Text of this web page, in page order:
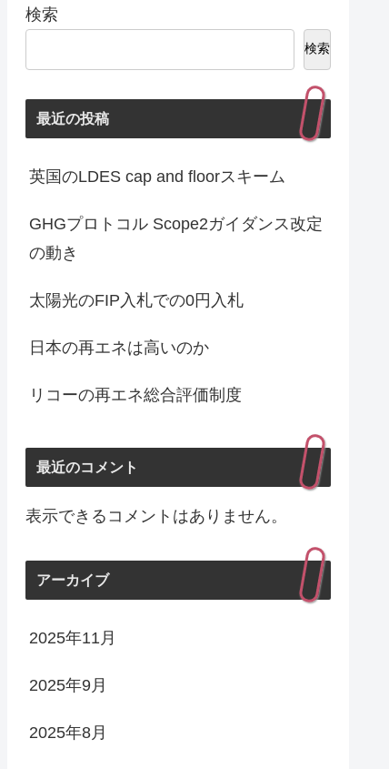
検索
検索
最近の投稿
英国のLDES cap and floorスキーム
GHGプロトコル Scope2ガイダンス改定
の動き
太陽光のFIP入札での0円入札
日本の再エネは高いのか
リコーの再エネ総合評価制度
最近のコメント
表示できるコメントはありません。
アーカイブ
2025年11月
2025年9月
2025年8月